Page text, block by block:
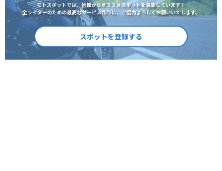
モトスポットでは、皆様からオススメスポットを募集しています！
全ライダーのための最高なサービス作りに、ご協力よろしくお願いいたします。
スポットを登録する